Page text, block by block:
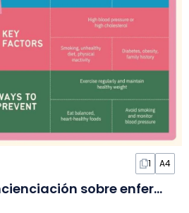
1 A4
Infografía de concienciación sobre enfermedades del corazón